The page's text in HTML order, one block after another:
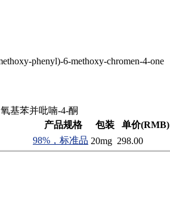
phenyl)-6-methoxy-chromen-4-one
基苯并吡喃-4-酮
产品规格 包装 单价(RMB)
98%，标准品 20mg 298.00